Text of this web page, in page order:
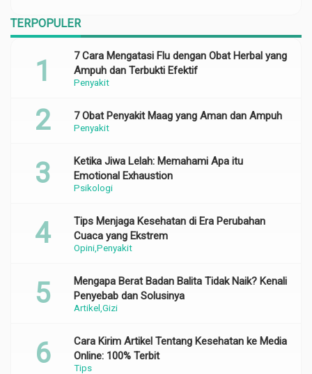
TERPOPULER
Penyakit
7 Cara Mengatasi Flu dengan Obat Herbal yang
Ampuh dan Terbukti Efektif
Penyakit
7 Obat Penyakit Maag yang Aman dan Ampuh
Psikologi
Ketika Jiwa Lelah: Memahami Apa itu
Emotional Exhaustion
OpiniPenyakit
Tips Menjaga Kesehatan di Era Perubahan
Cuaca yang Ekstrem
Artikel Gizi
Mengapa Berat Badan Balita Tidak Naik? Kenali
Penyebab dan Solusinya
Tips
Cara Kirim Artikel Tentang Kesehatan ke Media
Online: 100% Terbit